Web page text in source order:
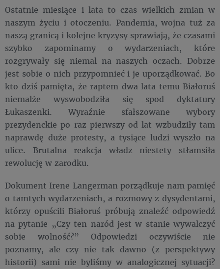
Ostatnie miesiące i lata to czas wielkich zmian w
naszym życiu i otoczeniu. Pandemia, wojna tuż za
naszą granicą i kolejne kryzysy sprawiają, że czasami
szybko zapominamy o wydarzeniach, które
rozgrywały się niemal na naszych oczach. Dobrze
jest sobie o nich przypomnieć i je uporządkować. Bo
kto dziś pamięta, że raptem dwa lata temu Białoruś
niemalże wyswobodziła się spod dyktatury
Łukaszenki. Wyraźnie sfałszowane wybory
prezydenckie po raz pierwszy od lat wzbudziły tam
naprawdę duże protesty, a tysiące ludzi wyszło na
ulice. Brutalna reakcja władz niestety stłamsiła
rewolucję w zarodku.
Dokument Irene Langerman porządkuje nam pamięć
o tamtych wydarzeniach, a rozmowy z dysydentami,
którzy opuścili Białoruś próbują znaleźć odpowiedź
na pytanie „Czy ten naród jest w stanie wywalczyć
sobie wolność?” Odpowiedzi oczywiście nie
poznamy, ale czy nie tak dawno (z perspektywy
historii) sami nie byliśmy w analogicznej sytuacji?